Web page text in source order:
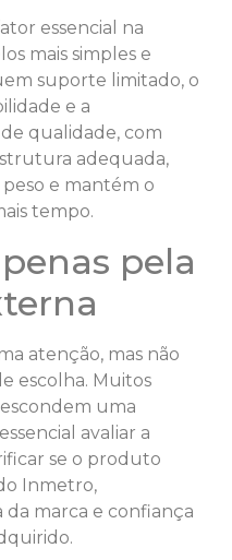
essencial na
mais simples e
suporte limitado, o
e a
qualidade, com
adequada,
e mantém o
tempo.
pela
atenção, mas não
escolha. Muitos
uma
avaliar a
se o produto
Inmetro,
marca e confiança